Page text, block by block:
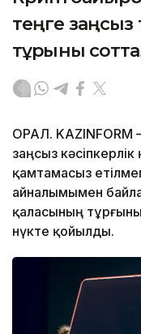
теңге
тұрғыны
ОРАЛ. KAZINFORM
заңсыз
қамтамасыз
айналымымен
қаласының
нүкте қойылды.